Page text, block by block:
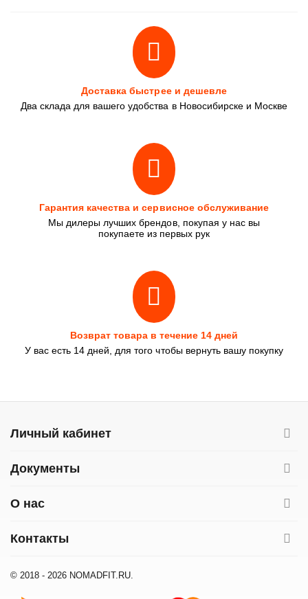
Доставка быстрее и дешевле
Два склада для вашего удобства в Новосибирске и Москве
Гарантия качества и сервисное обслуживание
Мы дилеры лучших брендов, покупая у нас вы
покупаете из первых рук
Возврат товара в течение 14 дней
У вас есть 14 дней, для того чтобы вернуть вашу покупку
Личный кабинет
Документы
О нас
Контакты
© 2018 - 2026 NOMADFIT.RU.